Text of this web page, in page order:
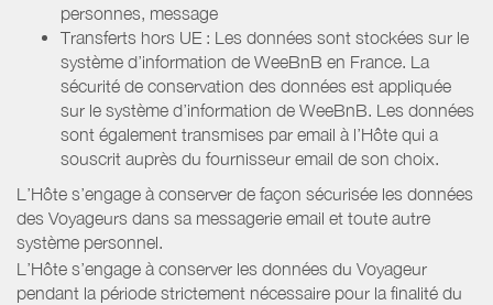
personnes, message
Transferts hors UE : Les données sont stockées sur le
système d’information de WeeBnB en France. La
sécurité de conservation des données est appliquée
sur le système d’information de WeeBnB. Les données
sont également transmises par email à l’Hôte qui a
souscrit auprès du fournisseur email de son choix.
L’Hôte s’engage à conserver de façon sécurisée les données
des Voyageurs dans sa messagerie email et toute autre
système personnel.
L’Hôte s’engage à conserver les données du Voyageur
pendant la période strictement nécessaire pour la finalité du